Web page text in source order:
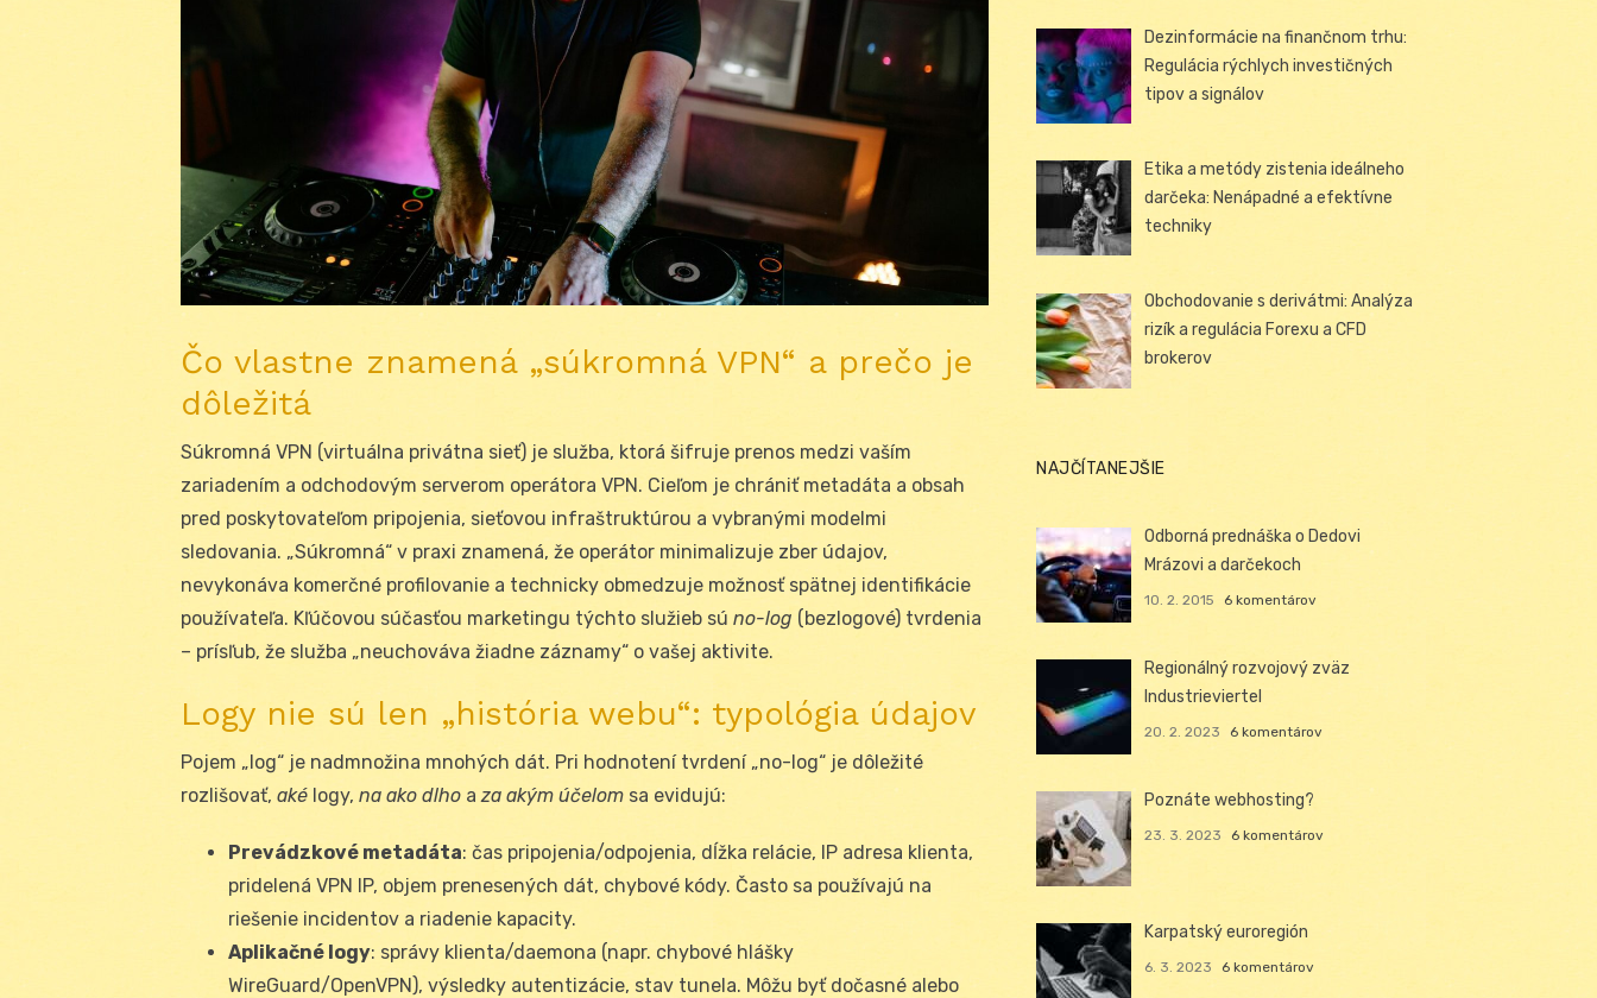
Čo vlastne znamená „súkromná VPN“ a prečo je
dôležitá
Súkromná VPN (virtuálna privátna sieť) je služba, ktorá šifruje prenos medzi vaším
zariadením a odchodovým serverom operátora VPN. Cieľom je chrániť metadáta a obsah
pred poskytovateľom pripojenia, sieťovou infraštruktúrou a vybranými modelmi
sledovania. „Súkromná“ v praxi znamená, že operátor minimalizuje zber údajov,
nevykonáva komerčné profilovanie a technicky obmedzuje možnosť spätnej identifikácie
používateľa. Kľúčovou súčasťou marketingu týchto služieb sú no-log (bezlogové) tvrdenia
– prísľub, že služba „neuchováva žiadne záznamy“ o vašej aktivite.
Logy nie sú len „história webu“: typológia údajov
Pojem „log“ je nadmnožina mnohých dát. Pri hodnotení tvrdení „no-log“ je dôležité
rozlišovať, aké logy, na ako dlho a za akým účelom sa evidujú:
Prevádzkové metadáta: čas pripojenia/odpojenia, dĺžka relácie, IP adresa klienta,
pridelená VPN IP, objem prenesených dát, chybové kódy. Často sa používajú na
riešenie incidentov a riadenie kapacity.
Aplikačné logy: správy klienta/daemona (napr. chybové hlášky
WireGuard/OpenVPN), výsledky autentizácie, stav tunela. Môžu byť dočasné alebo
Dezinformácie na finančnom trhu:
Regulácia rýchlych investičných
tipov a signálov
Etika a metódy zistenia ideálneho
darčeka: Nenápadné a efektívne
techniky
Obchodovanie s derivátmi: Analýza
rizík a regulácia Forexu a CFD
brokerov
NAJČÍTANEJŠIE
Odborná prednáška o Dedovi
Mrázovi a darčekoch
10. 2. 2015 6 komentárov
Regionálný rozvojový zväz
Industrieviertel
20. 2. 2023 6 komentárov
Poznáte webhosting?
23. 3. 2023 6 komentárov
Karpatský euroregión
6. 3. 2023 6 komentárov